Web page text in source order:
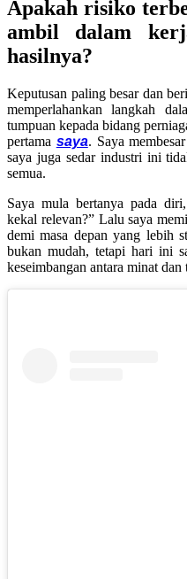
Apakah risiko
ambil dalam
hasilnya?
Keputusan paling besar dan
memperlahankan langkah
tumpuan kepada bidang
pertama saya. Saya
saya juga sedar industri ini
semua.
Saya mula bertanya pada
kekal relevan?” Lalu saya
demi masa depan yang lebih
bukan mudah, tetapi hari ini
keseimbangan antara minat